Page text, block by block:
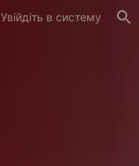
Увійдіть в систему